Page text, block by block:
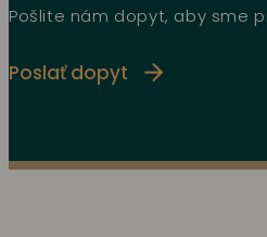
Pošlite nám dopyt, aby sme
Poslať dopyt